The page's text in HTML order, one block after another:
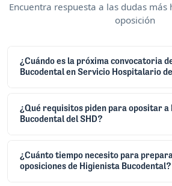
Encuentra respuesta a las dudas
oposición
¿Cuándo es la próxima convocatoria
Bucodental en Servicio Hospitalario
¿Qué requisitos piden para opositar a
Bucodental del SHD?
¿Cuánto tiempo necesito para
oposiciones de Higienista Bucodental?